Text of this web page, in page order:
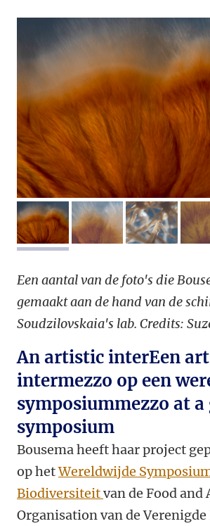
afbeelding 1afbeelding 2
Een aantal van de foto's die
gemaakt aan de hand van de
Soudzilovskaia's lab. Credits:
An artistic interEen
intermezzo op een
symposiummezzo at
symposium
Bousema heeft haar project
op hetWereldwijde
Biodiversiteitvan de Food and
Organisation van de Verenigde